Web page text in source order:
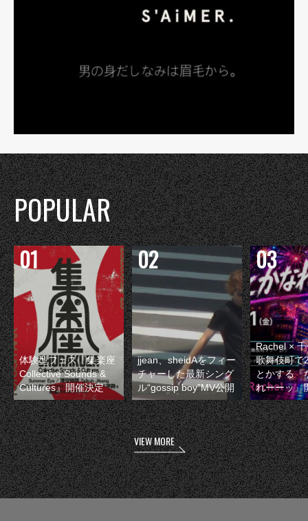
POPULAR
体験型フェス『集楽座
Collective Sounds &
Cultures』開催決定
jjean、sheidAをフィー
チャーした最新シング
ル“gossip boy”MV公開
Rachel ×
歌舞伎町で
とかする『
れーーッ』
VIEW MORE